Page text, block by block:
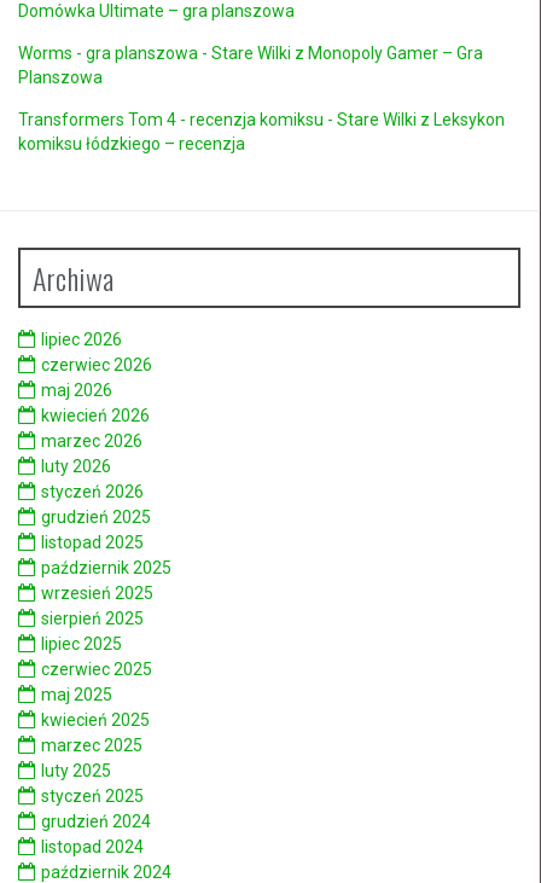
Domówka Ultimate – gra planszowa
Worms - gra planszowa - Stare Wilki z Monopoly Gamer – Gra
Planszowa
Transformers Tom 4 - recenzja komiksu - Stare Wilki z Leksykon
komiksu łódzkiego – recenzja
Archiwa
lipiec 2026
czerwiec 2026
maj 2026
kwiecień 2026
marzec 2026
luty 2026
styczeń 2026
grudzień 2025
listopad 2025
październik 2025
wrzesień 2025
sierpień 2025
lipiec 2025
czerwiec 2025
maj 2025
kwiecień 2025
marzec 2025
luty 2025
styczeń 2025
grudzień 2024
listopad 2024
październik 2024